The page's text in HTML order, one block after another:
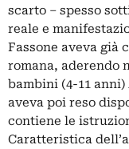
scarto ‒ spesso
reale e
Fassone aveva già
romana, aderendo
bambini (4-11 anni)
aveva poi reso
contiene le
Caratteristica